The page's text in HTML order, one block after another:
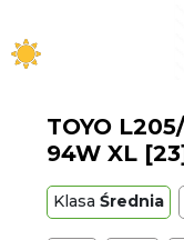
TOYO
94W XL
KlasaŚrednia